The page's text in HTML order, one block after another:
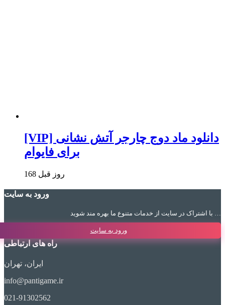
[VIP] دانلود ماد دوج چارجر آتش نشانی
برای فایوام
168 روز قبل
ورود به سایت
با اشتراک در سایت از خدمات متنوع ما بهره مند شوید …
ورود به سایت
راه های ارتباطی
ایران، تهران
info@pantigame.ir
021-91302562